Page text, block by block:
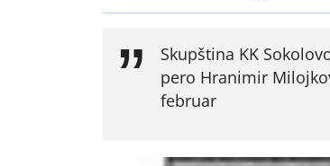
Skupština KK
pero Hranimir
februar